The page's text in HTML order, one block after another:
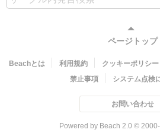
ページトップ
Beachとは 利用規約 クッキーポリシー
禁止事項
システム点検
お問い合わせ
Powered by Beach 2.0 ©